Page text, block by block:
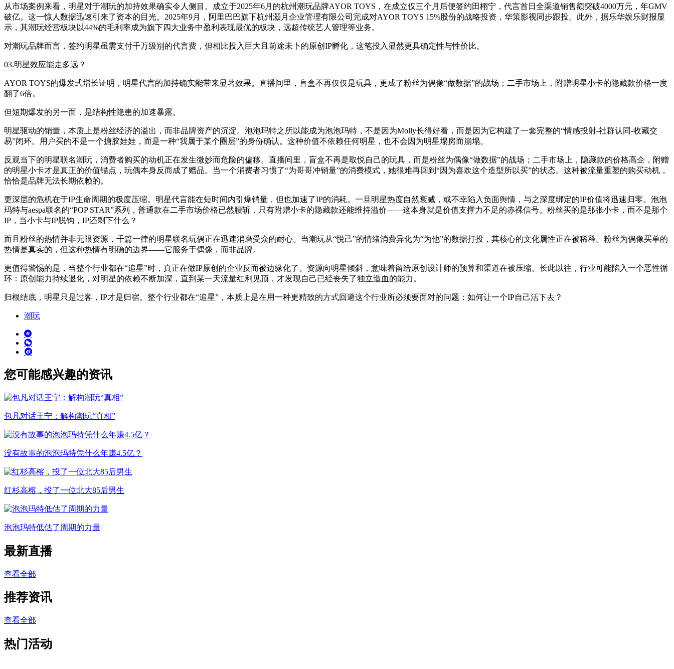
从市场案例来看，明星对于潮玩的加持效果确实令人侧目。成立于2025年6月的杭州潮玩品牌AYOR TOYS，在成立仅三个月后便签约田栩宁，代言首日全渠道销售额突破4000万元，年GMV
破亿。这一惊人数据迅速引来了资本的目光。2025年9月，阿里巴巴旗下杭州灏月企业管理有限公司完成对AYOR TOYS 15%股份的战略投资，华策影视同步跟投。此外，据乐华娱乐财报显
示，其潮玩经营板块以44%的毛利率成为旗下四大业务中盈利表现最优的板块，远超传统艺人管理等业务。
对潮玩品牌而言，签约明星虽需支付千万级别的代言费，但相比投入巨大且前途未卜的原创IP孵化，这笔投入显然更具确定性与性价比。
03.明星效应能走多远？
AYOR TOYS的爆发式增长证明，明星代言的加持确实能带来显著效果。直播间里，盲盒不再仅仅是玩具，更成了粉丝为偶像“做数据”的战场；二手市场上，附赠明星小卡的隐藏款价格一度
翻了6倍。
但短期爆发的另一面，是结构性隐患的加速暴露。
明星驱动的销量，本质上是粉丝经济的溢出，而非品牌资产的沉淀。泡泡玛特之所以能成为泡泡玛特，不是因为Molly长得好看，而是因为它构建了一套完整的“情感投射-社群认同-收藏交
易”闭环。用户买的不是一个搪胶娃娃，而是一种“我属于某个圈层”的身份确认。这种价值不依赖任何明星，也不会因为明星塌房而崩塌。
反观当下的明星联名潮玩，消费者购买的动机正在发生微妙而危险的偏移。直播间里，盲盒不再是取悦自己的玩具，而是粉丝为偶像“做数据”的战场；二手市场上，隐藏款的价格高企，附赠
的明星小卡才是真正的价值锚点，玩偶本身反而成了赠品。当一个消费者习惯了“为哥哥冲销量”的消费模式，她很难再回到“因为喜欢这个造型所以买”的状态。这种被流量重塑的购买动机，
恰恰是品牌无法长期依赖的。
更深层的危机在于IP生命周期的极度压缩。明星代言能在短时间内引爆销量，但也加速了IP的消耗。一旦明星热度自然衰减，或不幸陷入负面舆情，与之深度绑定的IP价值将迅速归零。泡泡
玛特与aespa联名的“POP STAR”系列，普通款在二手市场价格已然腰斩，只有附赠小卡的隐藏款还能维持溢价——这本身就是价值支撑力不足的赤裸信号。粉丝买的是那张小卡，而不是那个
IP，当小卡与IP脱钩，IP还剩下什么？
而且粉丝的热情并非无限资源，千篇一律的明星联名玩偶正在迅速消磨受众的耐心。当潮玩从“悦己”的情绪消费异化为“为他”的数据打投，其核心的文化属性正在被稀释。粉丝为偶像买单的
热情是真实的，但这种热情有明确的边界——它服务于偶像，而非品牌。
更值得警惕的是，当整个行业都在“追星”时，真正在做IP原创的企业反而被边缘化了。资源向明星倾斜，意味着留给原创设计师的预算和渠道在被压缩。长此以往，行业可能陷入一个恶性循
环：原创能力持续退化，对明星的依赖不断加深，直到某一天流量红利见顶，才发现自己已经丧失了独立造血的能力。
归根结底，明星只是过客，IP才是归宿。整个行业都在“追星”，本质上是在用一种更精致的方式回避这个行业所必须要面对的问题：如何让一个IP自己活下去？
潮玩
您可能感兴趣的资讯
包凡对话王宁：解构潮玩“真相”
没有故事的泡泡玛特凭什么年赚4.5亿？
红杉高榕，投了一位北大85后男生
泡泡玛特低估了周期的力量
最新直播
查看全部
推荐资讯
查看全部
热门活动